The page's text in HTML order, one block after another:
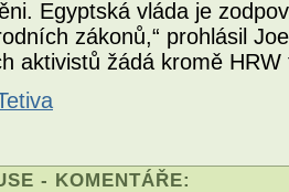
Egyptská vláda je
zákonů,“ prohlásil
aktivistů žádá kromě
- KOMENTÁŘE: